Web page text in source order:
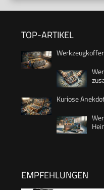
TOP-ARTIKEL
Kuriose
EMPFEHLUNGEN